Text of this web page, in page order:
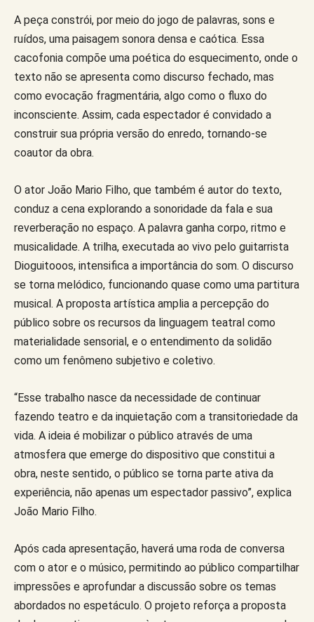
A peça constrói, por meio do jogo de palavras, sons e
ruídos, uma paisagem sonora densa e caótica. Essa
cacofonia compõe uma poética do esquecimento, onde o
texto não se apresenta como discurso fechado, mas
como evocação fragmentária, algo como o fluxo do
inconsciente. Assim, cada espectador é convidado a
construir sua própria versão do enredo, tornando-se
coautor da obra.
O ator João Mario Filho, que também é autor do texto,
conduz a cena explorando a sonoridade da fala e sua
reverberação no espaço. A palavra ganha corpo, ritmo e
musicalidade. A trilha, executada ao vivo pelo guitarrista
Dioguitooos, intensifica a importância do som. O discurso
se torna melódico, funcionando quase como uma partitura
musical. A proposta artística amplia a percepção do
público sobre os recursos da linguagem teatral como
materialidade sensorial, e o entendimento da solidão
como um fenômeno subjetivo e coletivo.
“Esse trabalho nasce da necessidade de continuar
fazendo teatro e da inquietação com a transitoriedade da
vida. A ideia é mobilizar o público através de uma
atmosfera que emerge do dispositivo que constitui a
obra, neste sentido, o público se torna parte ativa da
experiência, não apenas um espectador passivo”, explica
João Mario Filho.
Após cada apresentação, haverá uma roda de conversa
com o ator e o músico, permitindo ao público compartilhar
impressões e aprofundar a discussão sobre os temas
abordados no espetáculo. O projeto reforça a proposta